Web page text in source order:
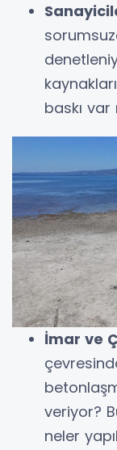
baskı var
İmar ve
veriyor?
neler